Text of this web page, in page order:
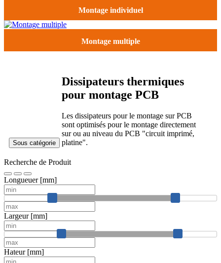
Montage individuel
Montage multiple
Sous catégorie
Dissipateurs thermiques
pour montage PCB
Les dissipateurs pour le montage sur PCB
sont optimisés pour le montage directement
sur ou au niveau du PCB "circuit imprimé,
platine".
Recherche de Produit
Longueuer [mm]
Largeur [mm]
Hateur [mm]